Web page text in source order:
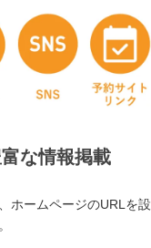
な情報掲載
ホームページのURLを設